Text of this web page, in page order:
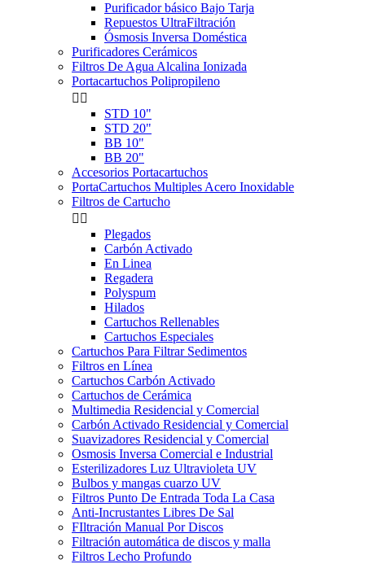
Purificador básico Bajo Tarja
Repuestos UltraFiltración
Ósmosis Inversa Doméstica
Purificadores Cerámicos
Filtros De Agua Alcalina Ionizada
Portacartuchos Polipropileno
 
STD 10"
STD 20"
BB 10"
BB 20"
Accesorios Portacartuchos
PortaCartuchos Multiples Acero Inoxidable
Filtros de Cartucho
 
Plegados
Carbón Activado
En Linea
Regadera
Polyspum
Hilados
Cartuchos Rellenables
Cartuchos Especiales
Cartuchos Para Filtrar Sedimentos
Filtros en Línea
Cartuchos Carbón Activado
Cartuchos de Cerámica
Multimedia Residencial y Comercial
Carbón Activado Residencial y Comercial
Suavizadores Residencial y Comercial
Osmosis Inversa Comercial e Industrial
Esterilizadores Luz Ultravioleta UV
Bulbos y mangas cuarzo UV
Filtros Punto De Entrada Toda La Casa
Anti-Incrustantes Libres De Sal
FIltración Manual Por Discos
Filtración automática de discos y malla
Filtros Lecho Profundo